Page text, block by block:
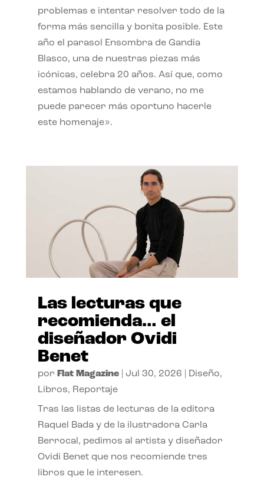
problemas e intentar resolver todo de la
forma más sencilla y bonita posible. Este
año el parasol Ensombra de Gandia
Blasco, una de nuestras piezas más
icónicas, celebra 20 años. Así que, como
estamos hablando de verano, no me
puede parecer más oportuno hacerle
este homenaje».
Las lecturas que
recomienda… el
diseñador Ovidi
Benet
por Flat Magazine| Jul 30, 2026 Diseño,
Libros, Reportaje
Tras las listas de lecturas de la editora
Raquel Bada y de la ilustradora Carla
Berrocal, pedimos al artista y diseñador
Ovidi Benet que nos recomiende tres
libros que le interesen.